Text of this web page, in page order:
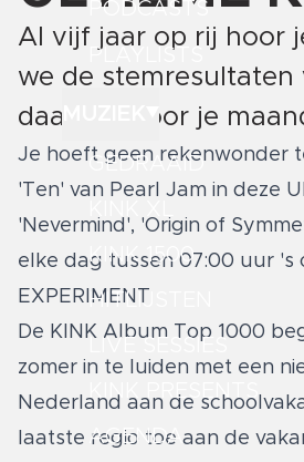
PODCASTS
PLAYLISTS
GEDRAAID
KINK 1500
HITLIJSTEN
LIVE SESSIES
KINK PRESENTS
AGENDA
Al vijf jaar op rij hoor
we de
daarvan hoor je
Je hoeft geen rekenwonder
'Ten' van Pearl Jam in deze
'Nevermind', 'Origin of
elke dag tussen 07:00 uur 's
EXPERIMENT
De KINK Album Top 1000
zomer in te luiden met een
Nederland aan de
laatste regio toe aan de